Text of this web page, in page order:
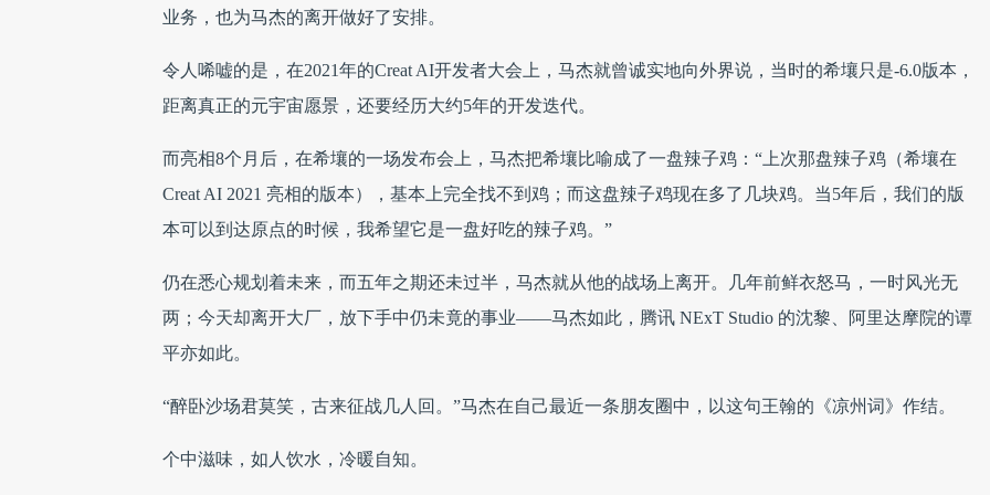
业务，也为马杰的离开做好了安排。
令人唏嘘的是，在2021年的Creat AI开发者大会上，马杰就曾诚实地向外界说，当时的希壤只是-6.0版本，
距离真正的元宇宙愿景，还要经历大约5年的开发迭代。
而亮相8个月后，在希壤的一场发布会上，马杰把希壤比喻成了一盘辣子鸡：“上次那盘辣子鸡（希壤在
Creat AI 2021 亮相的版本），基本上完全找不到鸡；而这盘辣子鸡现在多了几块鸡。当5年后，我们的版
本可以到达原点的时候，我希望它是一盘好吃的辣子鸡。”
仍在悉心规划着未来，而五年之期还未过半，马杰就从他的战场上离开。几年前鲜衣怒马，一时风光无
两；今天却离开大厂，放下手中仍未竟的事业——马杰如此，腾讯 NExT Studio 的沈黎、阿里达摩院的谭
平亦如此。
“醉卧沙场君莫笑，古来征战几人回。”马杰在自己最近一条朋友圈中，以这句王翰的《凉州词》作结。
个中滋味，如人饮水，冷暖自知。